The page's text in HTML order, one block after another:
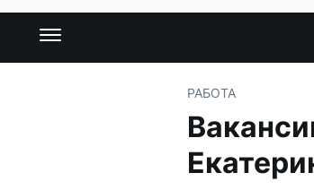
РАБОТА